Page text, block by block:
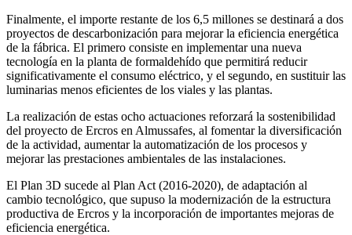
Finalmente, el importe restante de los 6,5 millones se destinará a dos
proyectos de descarbonización para mejorar la eficiencia energética
de la fábrica. El primero consiste en implementar una nueva
tecnología en la planta de formaldehído que permitirá reducir
significativamente el consumo eléctrico, y el segundo, en sustituir las
luminarias menos eficientes de los viales y las plantas.
La realización de estas ocho actuaciones reforzará la sostenibilidad
del proyecto de Ercros en Almussafes, al fomentar la diversificación
de la actividad, aumentar la automatización de los procesos y
mejorar las prestaciones ambientales de las instalaciones.
El Plan 3D sucede al Plan Act (2016-2020), de adaptación al
cambio tecnológico, que supuso la modernización de la estructura
productiva de Ercros y la incorporación de importantes mejoras de
eficiencia energética.